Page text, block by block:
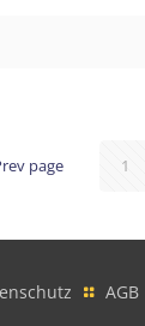
page 1
AGB